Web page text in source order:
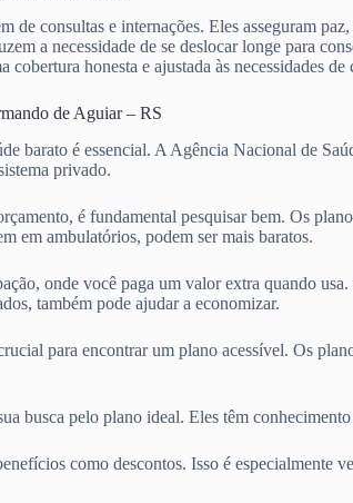
de consultas e internações. Eles asseguram
a necessidade de se deslocar longe para
honesta e ajustada às necessidades de
de Aguiar – RS
barato é essencial. A Agência Nacional de
privado.
é fundamental pesquisar bem. Os
em ambulatórios, podem ser mais baratos.
onde você paga um valor extra quando
também pode ajudar a economizar.
para encontrar um plano acessível. Os
busca pelo plano ideal. Eles têm
como descontos. Isso é